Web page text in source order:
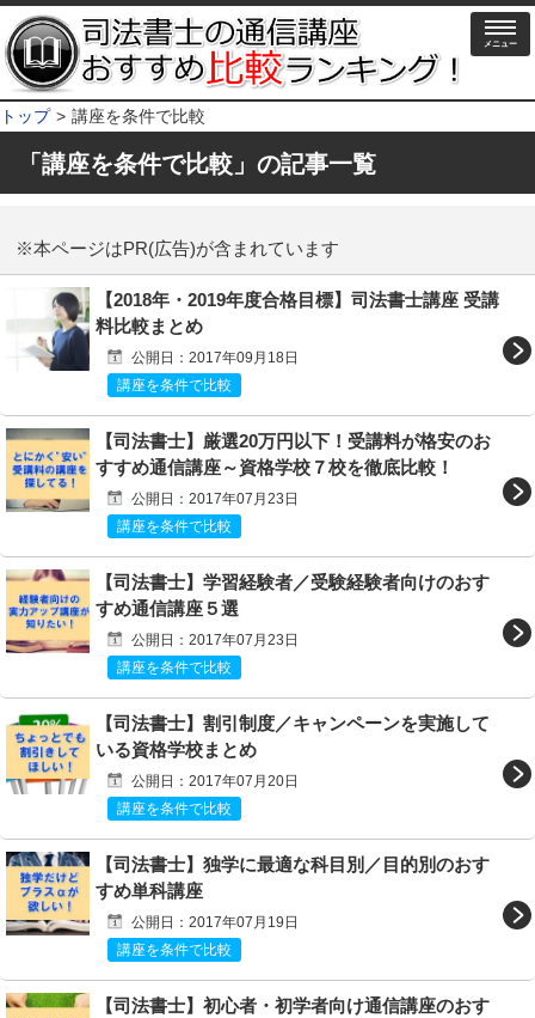
メニュー
トップ 講座を条件で比較
「講座を条件で比較 」の記事一覧
※本ページはPR(広告)が含まれています
【2018年・2019年度合格目標】司法書士講座 受講
料比較まとめ
公開日：2017年09月18日
講座を条件で比較
【司法書士】厳選20万円以下！受講料が格安のお
すすめ通信講座～資格学校７校を徹底比較！
公開日：2017年07月23日
講座を条件で比較
【司法書士】学習経験者／受験経験者向けのおす
すめ通信講座５選
公開日：2017年07月23日
講座を条件で比較
【司法書士】割引制度／キャンペーンを実施して
いる資格学校まとめ
公開日：2017年07月20日
講座を条件で比較
【司法書士】独学に最適な科目別／目的別のおす
すめ単科講座
公開日：2017年07月19日
講座を条件で比較
【司法書士】初心者・初学者向け通信講座のおす